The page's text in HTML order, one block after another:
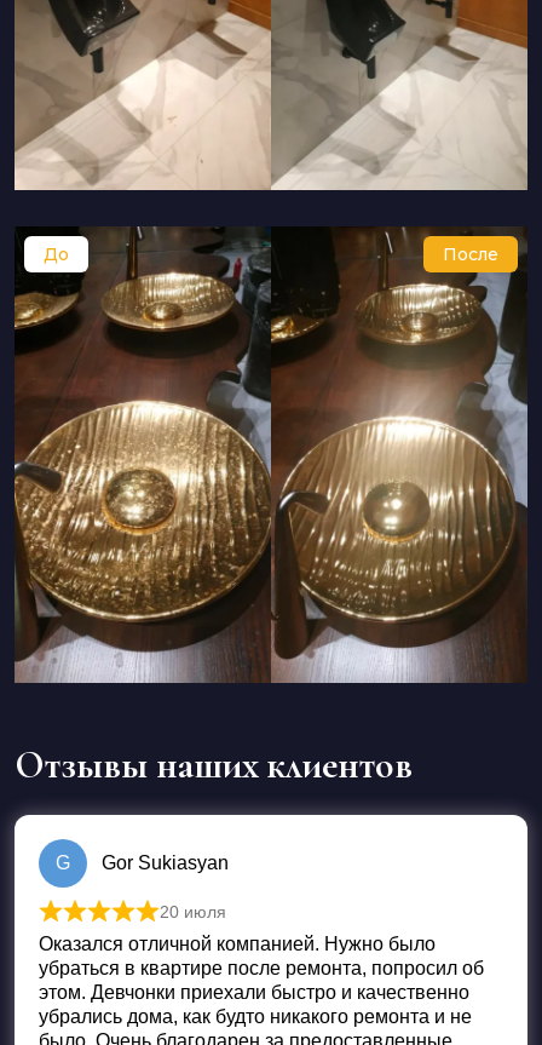
Отзывы наших клиентов
G Gor Sukiasyan
Оценка
20 июля
Оказался отличной компанией. Нужно было
убраться в квартире после ремонта, попросил об
этом. Девчонки приехали быстро и качественно
убрались дома, как будто никакого ремонта и не